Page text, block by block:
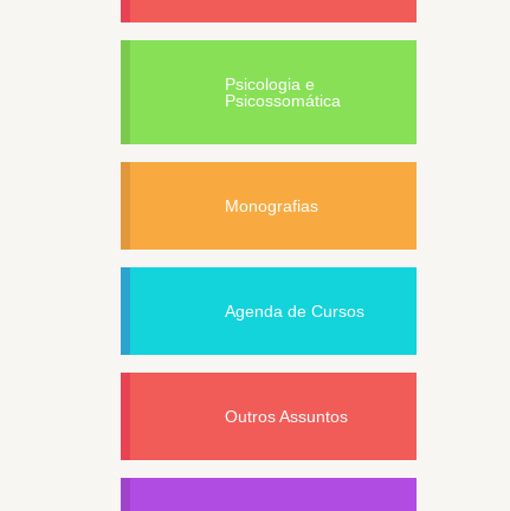
Psicologia e
Psicossomática
Monografias
Agenda de Cursos
Outros Assuntos